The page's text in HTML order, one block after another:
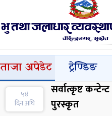
ताजा अपेडेट ट्रेण्डिङ
५४
दिन अघि
सर्वात्कृष्ट
पुरस्कृत